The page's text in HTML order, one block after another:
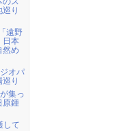
り
遠野
日本
然め
オパ
り
集っ
原鍾
して